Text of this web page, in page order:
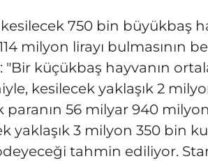
750 bin büyükbaş
milyon lirayı bulmasının
"Bir küçükbaş hayvanın
kesilecek yaklaşık 2
56 milyar 940
yaklaşık 3 milyon 350 bin
tahmin ediliyor.